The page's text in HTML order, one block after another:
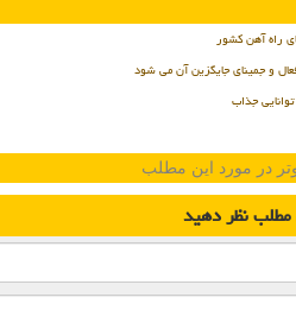
راه آهن کشور
و جمینای جایگزین آن می شود
در مورد این مطلب
مطلبنظر دهید